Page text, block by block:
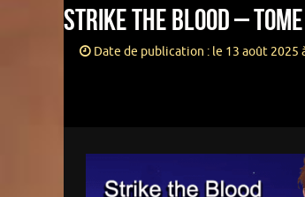
Strike the Blood –
Date de publication : le 13 août 2025